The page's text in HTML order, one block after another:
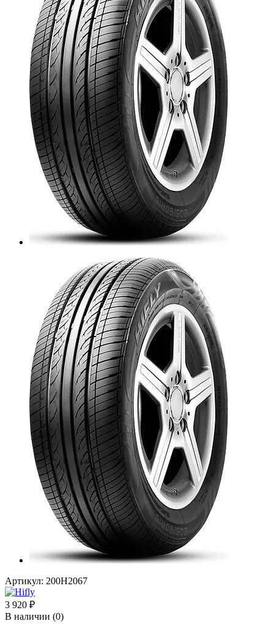
Артикул: 200H2067
3 920 ₽
В наличии (0)